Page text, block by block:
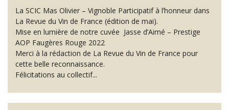
La SCIC Mas Olivier – Vignoble Participatif à l’honneur dans
La Revue du Vin de France (édition de mai).
Mise en lumière de notre cuvée Jasse d’Aimé – Prestige
AOP Faugères Rouge 2022
Merci à la rédaction de La Revue du Vin de France pour
cette belle reconnaissance.
Félicitations au collectif...